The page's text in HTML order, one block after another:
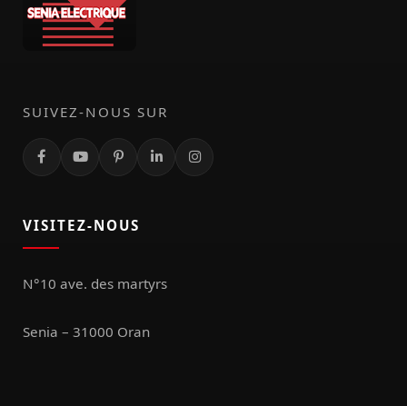
SUIVEZ-NOUS SUR
VISITEZ-NOUS
N°10 ave. des martyrs
Senia – 31000 Oran